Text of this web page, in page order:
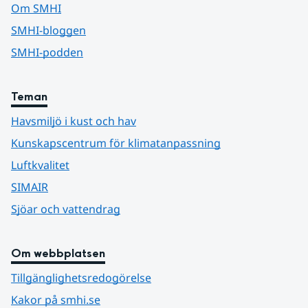
Om SMHI
SMHI-bloggen
SMHI-podden
Teman
Havsmiljö i kust och hav
Kunskapscentrum för klimatanpassning
Luftkvalitet
SIMAIR
Sjöar och vattendrag
Om webbplatsen
Tillgänglighetsredogörelse
Kakor på smhi.se